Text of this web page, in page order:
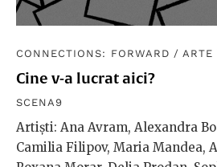
CONNECTIONS: FORWARD / ARTE
Cine v-a lucrat aici?
SCENA9
Artiști: Ana Avram, Alexandra
Camilia Filipov, Maria Mandea,